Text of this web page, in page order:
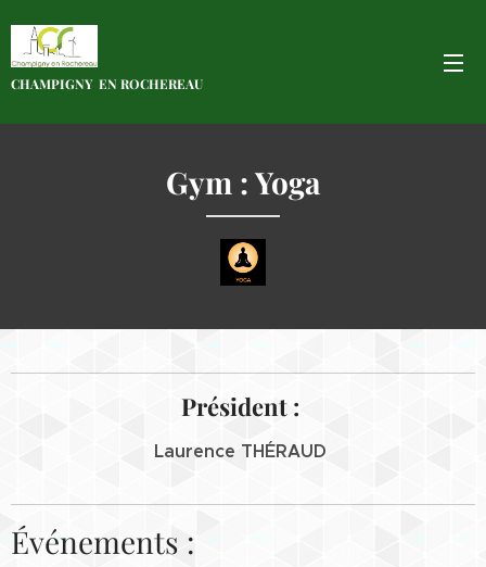
CHAMPIGNY EN ROCHEREAU
Gym : Yoga
Président :
Laurence THÉRAUD
Événements :